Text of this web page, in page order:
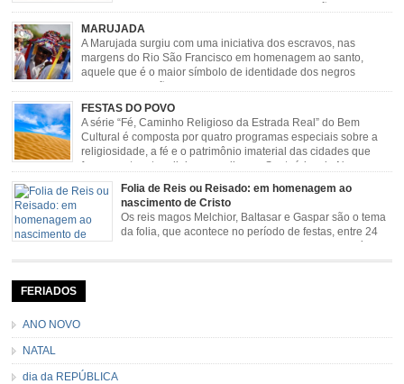
de boi, carreteada, carreiros, candeeiros, boiadas, carapinas, artesãos,
exposição agropecuária, ou seja é um ponto forte […]
MARUJADA
A Marujada surgiu com uma iniciativa dos escravos, nas
margens do Rio São Francisco em homenagem ao santo,
aquele que é o maior símbolo de identidade dos negros
sendo milagroso e grande protetor de suas causas. o ponto alto da festa de
São Benedito é a Marujada. […]
FESTAS DO POVO
A série “Fé, Caminho Religioso da Estrada Real” do Bem
Cultural é composta por quatro programas especiais sobre a
religiosidade, a fé e o patrimônio imaterial das cidades que
fazem parte rota religiosa que liga os Santuários de Nossa
Senhora da Piedade (MG) e Nossa Senhora da Conceição Aparecida (SP)
pela Estrada Real. Quarto episódio […]
Folia de Reis ou Reisado: em homenagem ao
nascimento de Cristo
Os reis magos Melchior, Baltasar e Gaspar são o tema
da folia, que acontece no período de festas, entre 24
de dezembro e 06 de janeiro. Durante a festa, o líder e
seu contramestre lideram a música e o canto do grupo, passando pela
FERIADOS
ANO NOVO
NATAL
dia da REPÚBLICA